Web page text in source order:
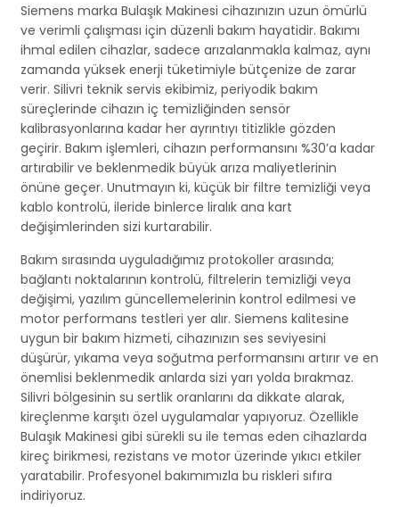
Siemens marka Bulaşık Makinesi cihazınızın uzun ömürlü
ve verimli çalışması için düzenli bakım hayatidir. Bakımı
ihmal edilen cihazlar, sadece arızalanmakla kalmaz, aynı
zamanda yüksek enerji tüketimiyle bütçenize de zarar
verir. Silivri teknik servis ekibimiz, periyodik bakım
süreçlerinde cihazın iç temizliğinden sensör
kalibrasyonlarına kadar her ayrıntıyı titizlikle gözden
geçirir. Bakım işlemleri, cihazın performansını %30’a kadar
artırabilir ve beklenmedik büyük arıza maliyetlerinin
önüne geçer. Unutmayın ki, küçük bir filtre temizliği veya
kablo kontrolü, ileride binlerce liralık ana kart
değişimlerinden sizi kurtarabilir.
Bakım sırasında uyguladığımız protokoller arasında;
bağlantı noktalarının kontrolü, filtrelerin temizliği veya
değişimi, yazılım güncellemelerinin kontrol edilmesi ve
motor performans testleri yer alır. Siemens kalitesine
uygun bir bakım hizmeti, cihazınızın ses seviyesini
düşürür, yıkama veya soğutma performansını artırır ve en
önemlisi beklenmedik anlarda sizi yarı yolda bırakmaz.
Silivri bölgesinin su sertlik oranlarını da dikkate alarak,
kireçlenme karşıtı özel uygulamalar yapıyoruz. Özellikle
Bulaşık Makinesi gibi sürekli su ile temas eden cihazlarda
kireç birikmesi, rezistans ve motor üzerinde yıkıcı etkiler
yaratabilir. Profesyonel bakımımızla bu riskleri sıfıra
indiriyoruz.